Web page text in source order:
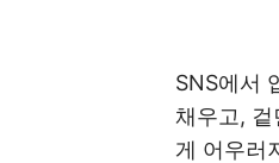
SNS에서
채우고,
게 어우러